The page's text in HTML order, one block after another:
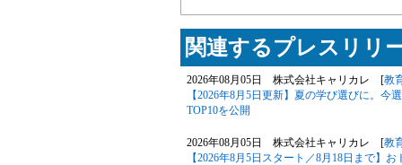
関連するプレスリリ
2026年08月05日 株式会社キャリカレ [教
【2026年8月5日更新】夏の学び選びに。
TOP10を公開
2026年08月05日 株式会社キャリカレ [教
【2026年8月5日スタート／8月18日まで】